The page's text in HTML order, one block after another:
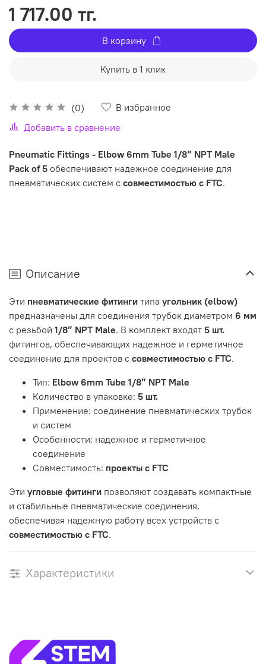
(0)
В избранное
Добавить в сравнение
1 717.00 тг.
В корзину
Купить в 1 клик
Pneumatic Fittings - Elbow 6mm Tube 1/8″ NPT Male
Pack of 5 обеспечивают надежное соединение для
пневматических систем с совместимостью с FTC.
Описание
Эти пневматические фитинги типа угольник (elbow)
предназначены для соединения трубок диаметром 6 мм
с резьбой 1/8″ NPT Male. В комплект входят 5 шт.
фитингов, обеспечивающих надежное и герметичное
соединение для проектов с совместимостью с FTC.
Тип: Elbow 6mm Tube 1/8″ NPT Male
Количество в упаковке: 5 шт.
Применение: соединение пневматических трубок
и систем
Особенности: надежное и герметичное
соединение
Совместимость: проекты с FTC
Эти угловые фитинги позволяют создавать компактные
и стабильные пневматические соединения,
обеспечивая надежную работу всех устройств с
совместимостью с FTC.
Характеристики